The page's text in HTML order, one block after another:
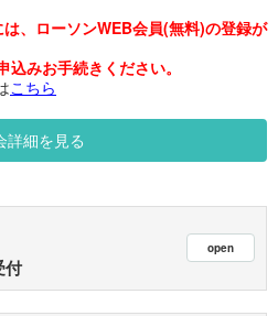
、ローソンWEB会員(無料)の登録が
みお手続きください。
こちら
詳細を見る
付